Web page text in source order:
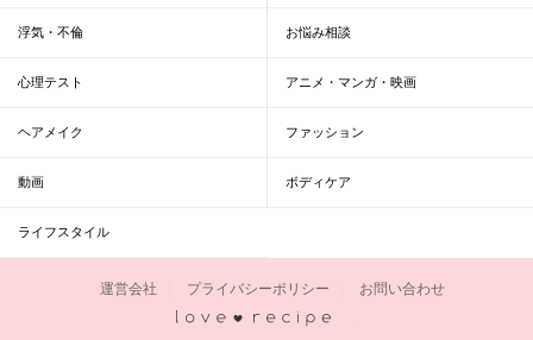
浮気・不倫 お悩み相談
心理テスト アニメ・マンガ・映画
ヘアメイク ファッション
動画 ボディケア
ライフスタイル
運営会社 プライバシーポリシー お問い合わせ